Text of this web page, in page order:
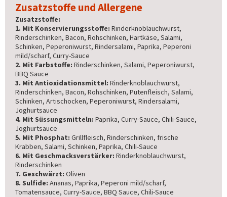
Zusatzstoffe und Allergene
Zusatzstoffe:
1. Mit Konservierungsstoffe: Rinderknoblauchwurst,
Rinderschinken, Bacon, Rohschinken, Hartkäse, Salami,
Schinken, Peperoniwurst, Rindersalami, Paprika, Peperoni
mild/scharf, Curry-Sauce
2. Mit Farbstoffe: Rinderschinken, Salami, Peperoniwurst,
BBQ Sauce
3. Mit Antioxidationsmittel: Rinderknoblauchwurst,
Rinderschinken, Bacon, Rohschinken, Putenfleisch, Salami,
Schinken, Artischocken, Peperoniwurst, Rindersalami,
Joghurtsauce
4. Mit Süssungsmitteln: Paprika, Curry-Sauce, Chili-Sauce,
Joghurtsauce
5. Mit Phosphat: Grillfleisch, Rinderschinken, frische
Krabben, Salami, Schinken, Paprika, Chili-Sauce
6. Mit Geschmacksverstärker: Rinderknoblauchwurst,
Rinderschinken
7. Geschwärzt: Oliven
8. Sulfide: Ananas, Paprika, Peperoni mild/scharf,
Tomatensauce, Curry-Sauce, BBQ Sauce, Chili-Sauce